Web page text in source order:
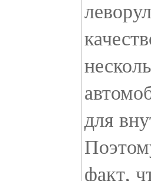
для
факт,